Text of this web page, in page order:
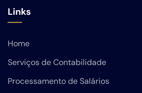
Links
Home
Serviços de Contabilidade
Processamento de Salários